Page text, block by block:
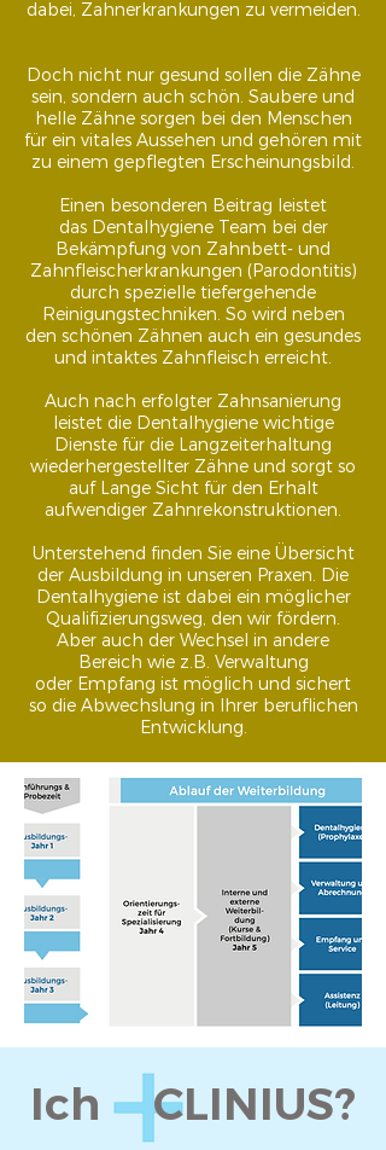
dabei, Zahnerkrankungen zu vermeiden.
Doch nicht nur gesund sollen die Zähne
sein, sondern auch schön. Saubere und
helle Zähne sorgen bei den Menschen
für ein vitales Aussehen und gehören mit
zu einem gepflegten Erscheinungsbild.
Einen besonderen Beitrag leistet
das Dentalhygiene Team bei der
Bekämpfung von Zahnbett- und
Zahnfleischerkrankungen (Parodontitis)
durch spezielle tiefergehende
Reinigungstechniken. So wird neben
den schönen Zähnen auch ein gesundes
und intaktes Zahnfleisch erreicht.
Auch nach erfolgter Zahnsanierung
leistet die Dentalhygiene wichtige
Dienste für die Langzeiterhaltung
wiederhergestellter Zähne und sorgt so
auf Lange Sicht für den Erhalt
aufwendiger Zahnrekonstruktionen.
Unterstehend finden Sie eine Übersicht
der Ausbildung in unseren Praxen. Die
Dentalhygiene ist dabei ein möglicher
Qualifizierungsweg, den wir fördern.
Aber auch der Wechsel in andere
Bereich wie z.B. Verwaltung
oder Empfang ist möglich und sichert
so die Abwechslung in Ihrer beruflichen
Entwicklung.
Ich CLINIUS?